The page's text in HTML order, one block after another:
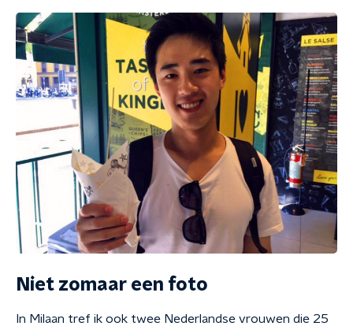
Niet zomaar een foto
In Milaan tref ik ook twee Nederlandse vrouwen die 25